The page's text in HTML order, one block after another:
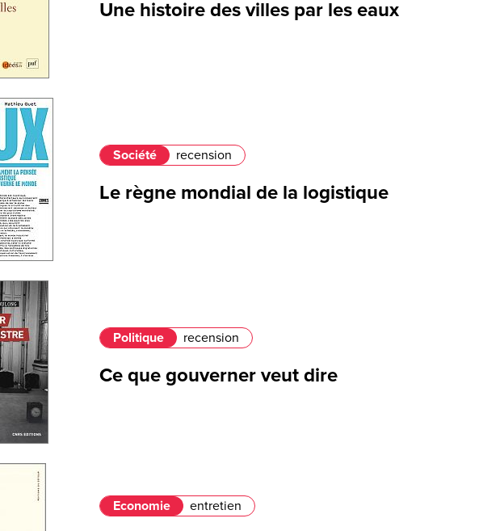
Une histoire des villes par les eaux
Société recension
Le règne mondial de la logistique
Politique recension
Ce que gouverner veut dire
Economie entretien